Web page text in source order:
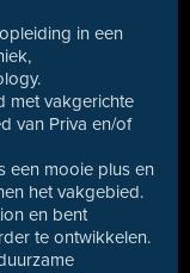
in een
met vakgerichte
van Priva en/of
een mooie plus en
het vakgebied.
en bent
te ontwikkelen.